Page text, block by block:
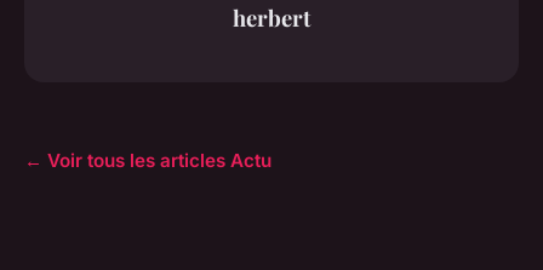
herbert
← Voir tous les articles Actu